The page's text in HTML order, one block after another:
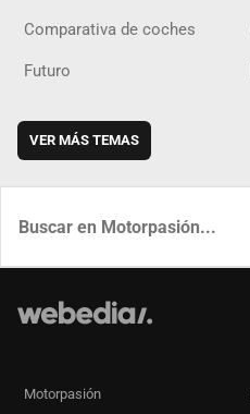
Comparativa de coches
Futuro
VER MÁS TEMAS
Motorpasión